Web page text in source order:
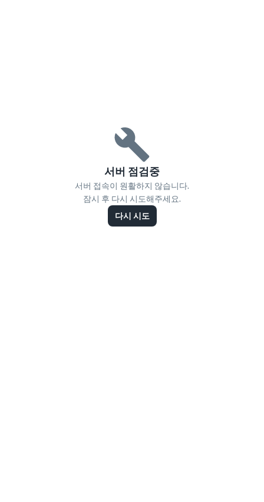
서버 점검중
서버 접속이 원활하지 않습니다.
잠시 후 다시 시도해주세요.
다시 시도